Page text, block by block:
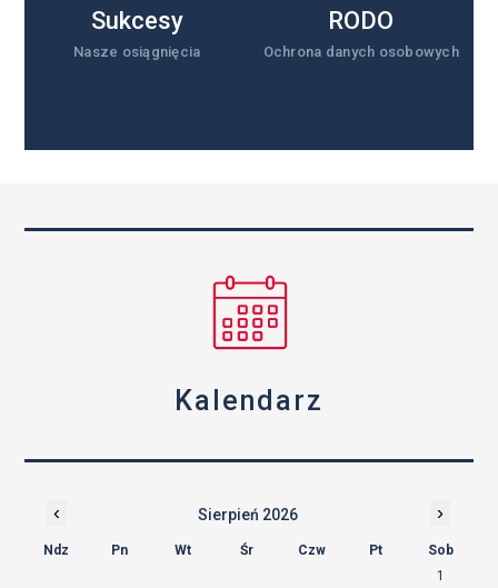
Sukcesy
Nasze osiągnięcia
RODO
Ochrona danych osobowych
Kalendarz
‹ Sierpień 2026 ›
Ndz Pn Wt Śr Czw Pt
Sob
1